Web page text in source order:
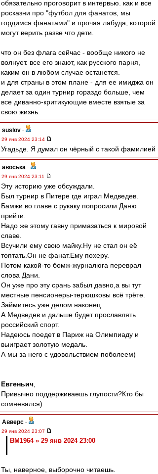
обязательно проговорит в интервью. как и все
росказни про "футбол для фанатов, мы
гордимся фанатами" и прочая лабуда, которой
могут верить разве что дети.
что он без флага сейчас - вообще никого не
волнует. все его знают, как русского парня,
каким он в любом случае останется.
и для страны в этом плане - для ее имиджа он
делает за один турнир гораздо больше, чем
все диванно-критикующие вместе взятые за
свою жизнь.
suslov -
29 янв 2024 23:14
Угадьде. Я думал он чёрный с такой фамилией
авоська -
29 янв 2024 23:11
Эту историю уже обсуждали.
Был турнир в Питере где играл Медведев.
Бамжи во главе с рукаку попросили Даню
прийти.
Надо же этому гавну примазаться к мировой
славе.
Всучили ему свою майку.Ну не стал он её
топтать.Он не фанат.Ему похеру.
Потом какой-то бомж-журналюга переврал
слова Дани.
Он уже про эту срань забыл давно,а вы тут
местные пенсионеры-терюшковы всё трёте.
Займитесь уже делом наконец.
А Медведев и дальше будет прославлять
российский спорт.
Надеюсь поедет в Париж на Олимпиаду и
выиграет золотую медаль.
А мы за него с удовольствием поболеем)
Евгеньич
Привычно поддерживаешь глупости?Кто бы
сомневался)
Авверс -
29 янв 2024 23:07
BM1964 » 29 янв 2024 23:00
Ты, наверное, выборочно читаешь.